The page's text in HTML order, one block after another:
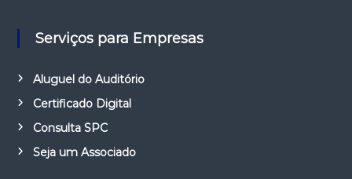
Serviços para Empresas
Aluguel do Auditório
Certificado Digital
Consulta SPC
Seja um Associado